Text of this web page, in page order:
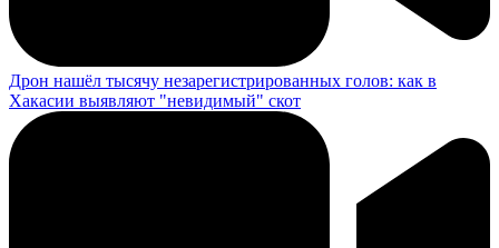
Дрон нашёл тысячу незарегистрированных голов: как в
Хакасии выявляют "невидимый" скот